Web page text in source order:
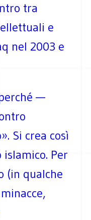
tra
e
nel 2003 e
—
Si crea così
Per
(in qualche